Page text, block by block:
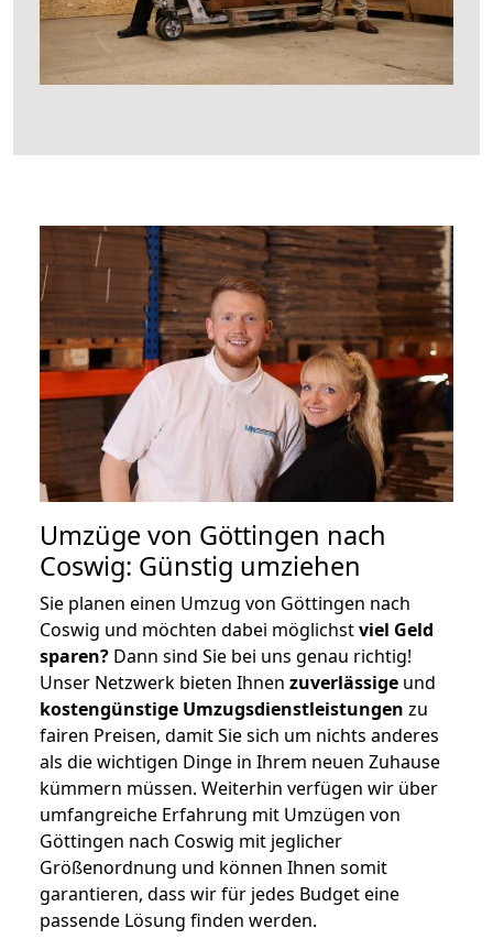
Umzüge von Göttingen nach
Coswig: Günstig umziehen
Sie planen einen Umzug von Göttingen nach
Coswig und möchten dabei möglichstviel Geld
sparen? Dann sind Sie bei uns genau richtig!
Unser Netzwerk bieten Ihnen zuverlässige und
kostengünstige Umzugsdienstleistungen zu
fairen Preisen, damit Sie sich um nichts anderes
als die wichtigen Dinge in Ihrem neuen Zuhause
kümmern müssen. Weiterhin verfügen wir über
umfangreiche Erfahrung mit Umzügen von
Göttingen nach Coswig mit jeglicher
Größenordnung und können Ihnen somit
garantieren, dass wir für jedes Budget eine
passende Lösung finden werden.